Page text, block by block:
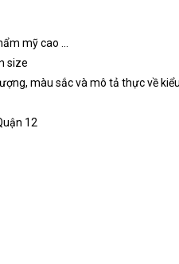
mỹ cao ...
size
màu sắc và mô tả thực về
12